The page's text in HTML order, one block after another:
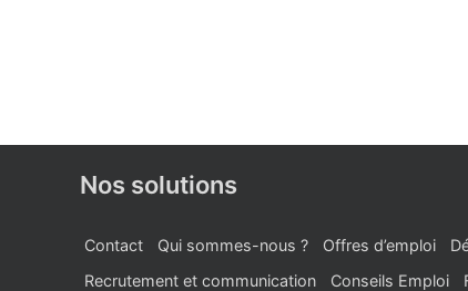
Nos solutions
Contact Qui sommes-nous ? Offres d’emploi
Recrutement et communication
Conseils Emploi